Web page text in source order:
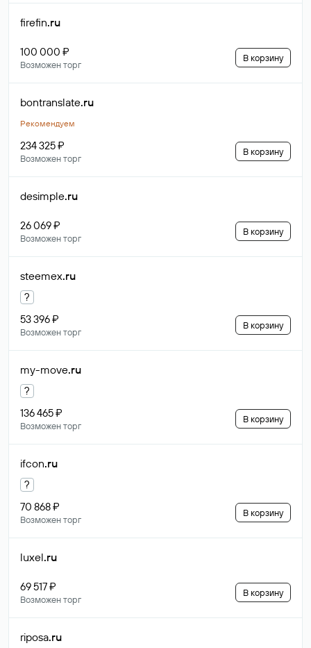
firefin.ru
100 000 ₽
Возможен торг
В корзину
bontranslate.ru
Рекомендуем
234 325 ₽
Возможен торг
В корзину
desimple.ru
26 069 ₽
Возможен торг
В корзину
steemex.ru
?
53 396 ₽
Возможен торг
В корзину
my-move.ru
?
136 465 ₽
Возможен торг
В корзину
ifcon.ru
?
70 868 ₽
Возможен торг
В корзину
luxel.ru
69 517 ₽
Возможен торг
В корзину
riposa.ru